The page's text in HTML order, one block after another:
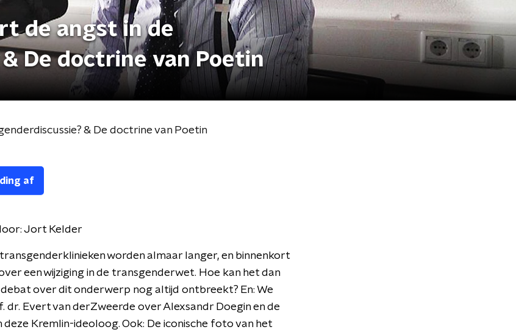
de angst in de
De doctrine van Poetin
& De doctrine van Poetin
af
Jort Kelder
worden almaar langer, en binnenkort
een wijziging in de transgenderwet. Hoe kan het dan
over dit onderwerp nog altijd ontbreekt? En: We
dr. Evert van derZweerde over Alexsandr Doegin en de
deze Kremlin-ideoloog. Ook: De iconische foto van het